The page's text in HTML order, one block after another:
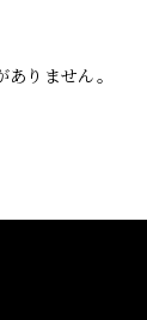
りません。